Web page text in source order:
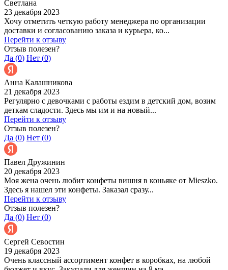
Светлана
23 декабря 2023
Хочу отметить четкую работу менеджера по организации
доставки и согласованию заказа и курьера, ко...
Перейти к отзыву
Отзыв полезен?
Да (0) Нет (0)
Анна Калашникова
21 декабря 2023
Регулярно с девочками с работы ездим в детский дом, возим
деткам сладости. Здесь мы им и на новый...
Перейти к отзыву
Отзыв полезен?
Да (0) Нет (0)
Павел Дружинин
20 декабря 2023
Моя жена очень любит конфеты вишня в коньяке от Mieszko.
Здесь я нашел эти конфеты. Заказал сразу...
Перейти к отзыву
Отзыв полезен?
Да (0) Нет (0)
Сергей Севостин
19 декабря 2023
Очень классный ассортимент конфет в коробках, на любой